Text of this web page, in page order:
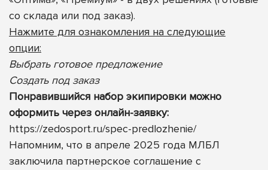
со склада или под заказ).
Нажмите для ознакомления на следующие
опции:
Выбрать готовое предложение
Создать под заказ
Понравившийся набор экипировки можно
оформить через онлайн-заявку:
https://zedosport.ru/spec-predlozhenie/
Напомним, что в апреле 2025 года МЛБЛ
заключила партнерское соглашение с